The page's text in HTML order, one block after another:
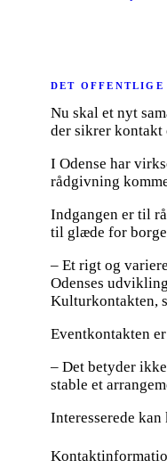
DET OFFENTLIGE
Nu skal et nyt
der sikrer kontakt
I Odense har
rådgivning
Indgangen er til
til glæde for
– Et rigt og
Odenses
Kulturkontakten,
Eventkontakten
– Det betyder
stable et
Interesserede